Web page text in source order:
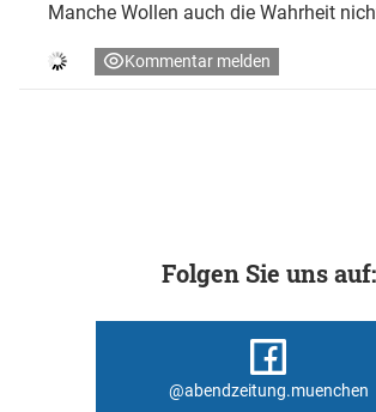
Manche Wollen auch die Wahrheit
Kommentar melden
Folgen Sie uns auf:
@abendzeitung.muenchen